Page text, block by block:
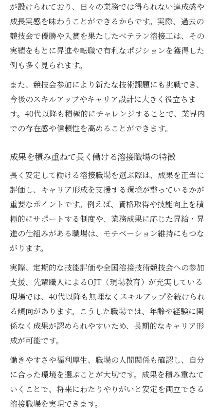
が設けられており、日々の業務では得られない達成感や
成長実感を味わうことができるからです。実際、過去の
競技会で優勝や入賞を果たしたベテラン溶接工は、その
実績をもとに昇進や転職で有利なポジションを獲得した
例も多く見られます。
また、競技会参加により新たな技術課題にも挑戦でき、
今後のスキルアップやキャリア設計に大きく役立ちま
す。40代以降も積極的にチャレンジすることで、業界内
での存在感や信頼性を高めることができます。
成果を積み重ねて長く働ける溶接職場の特徴
長く安定して働ける溶接職場を選ぶ際は、成果を正当に
評価し、キャリア形成を支援する環境が整っているかが
重要なポイントです。例えば、資格取得や技能向上を積
極的にサポートする制度や、業務成果に応じた昇給・昇
進の仕組みがある職場は、モチベーション維持にもつな
がります。
実際、定期的な技能評価や全国溶接技術競技会への参加
支援、先輩職人によるOJT（現場教育）が充実している
現場では、40代以降も無理なくスキルアップを続けられ
る傾向があります。こうした職場では、年齢や経験に関
係なく成果が認められやすいため、長期的なキャリア形
成が可能です。
働きやすさや福利厚生、職場の人間関係も確認し、自分
に合った環境を選ぶことが大切です。成果を積み重ねて
いくことで、将来にわたりやりがいと安定を両立できる
溶接職場を実現できます。